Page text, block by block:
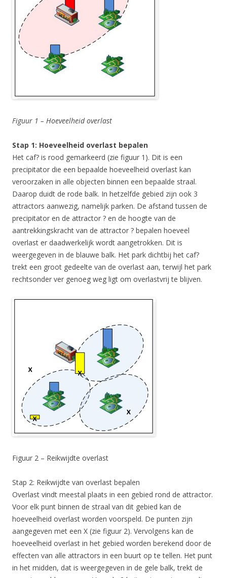
Figuur 1 – Hoeveelheid overlast
Stap 1: Hoeveelheid overlast bepalen
Het caf? is rood gemarkeerd (zie figuur 1). Dit is een
precipitator die een bepaalde hoeveelheid overlast kan
veroorzaken in alle objecten binnen een bepaalde straal.
Daarop duidt de rode balk. In hetzelfde gebied zijn ook 3
attractors aanwezig, namelijk parken. De afstand tussen de
precipitator en de attractor ? en de hoogte van de
aantrekkingskracht van de attractor ? bepalen hoeveel
overlast er daadwerkelijk wordt aangetrokken. Dit is
weergegeven in de blauwe balk. Het park dichtbij het caf?
trekt een groot gedeelte van de overlast aan, terwijl het park
rechtsonder ver genoeg weg ligt om overlastvrij te blijven.
Figuur 2 – Reikwijdte overlast
Stap 2: Reikwijdte van overlast bepalen
Overlast vindt meestal plaats in een gebied rond de attractor.
Voor elk punt binnen de straal van dit gebied kan de
hoeveelheid overlast worden voorspeld. De punten zijn
aangegeven met een X (zie figuur 2). Vervolgens kan de
hoeveelheid overlast in het gebied worden berekend door de
effecten van alle attractors in een buurt op te tellen. Het punt
in het midden, dat is weergegeven in de gele balk, trekt de